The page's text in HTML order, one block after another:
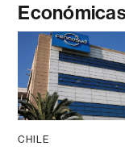
CHILE